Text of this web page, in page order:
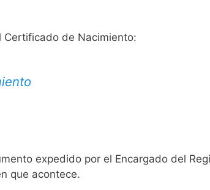
Certificado de Nacimiento:
expedido por el Encargado del
que acontece.